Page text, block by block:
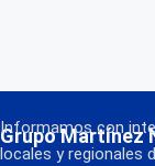
Grupo Martínez
Informamos con
locales y regionales